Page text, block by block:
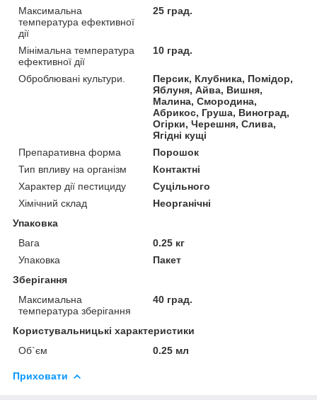
Максимальна
температура ефективної
дії
25 град.
Мінімальна температура
ефективної дії
10 град.
Оброблювані культури.
Персик, Клубника, Помідор,
Яблуня, Айва, Вишня,
Малина, Смородина,
Абрикос, Груша, Виноград,
Огірки, Черешня, Слива,
Ягідні кущі
Препаративна форма
Порошок
Тип впливу на організм
Контактні
Характер дії пестициду
Суцільного
Хімічний склад
Неорганічні
Упаковка
Вага
0.25 кг
Упаковка
Пакет
Зберігання
Максимальна
температура зберігання
40 град.
Користувальницькі характеристики
Об`єм
0.25 мл
Приховати